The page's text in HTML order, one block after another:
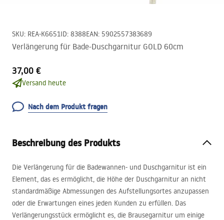
SKU: REA-K6651ID: 8388EAN: 5902557383689
Verlängerung für Bade-Duschgarnitur GOLD 60cm
37,00 €
Versand heute
Nach dem Produkt fragen
Beschreibung des Produkts
Die Verlängerung für die Badewannen- und Duschgarnitur ist ein
Element, das es ermöglicht, die Höhe der Duschgarnitur an nicht
standardmäßige Abmessungen des Aufstellungsortes anzupassen
oder die Erwartungen eines jeden Kunden zu erfüllen. Das
Verlängerungsstück ermöglicht es, die Brausegarnitur um einige